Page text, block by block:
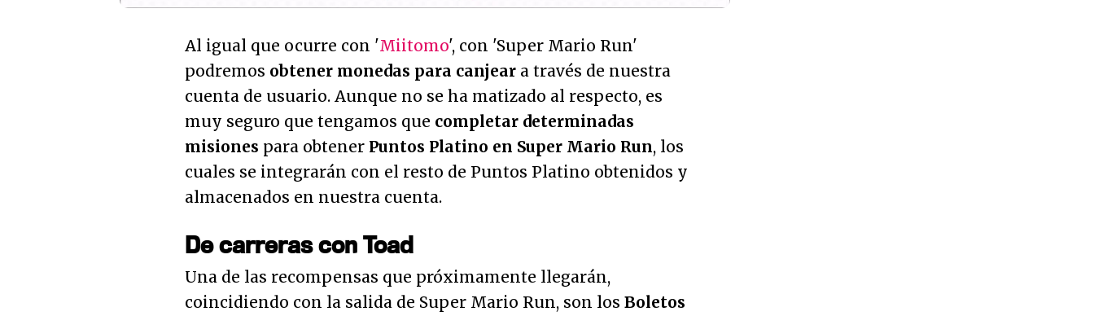
Al igual que ocurre con 'Miitomo', con 'Super Mario Run'
podremos obtener monedas para canjear a través de nuestra
cuenta de usuario. Aunque no se ha matizado al respecto, es
muy seguro que tengamos que completar determinadas
misiones para obtener Puntos Platino en Super Mario Run, los
cuales se integrarán con el resto de Puntos Platino obtenidos y
almacenados en nuestra cuenta.
De carreras con Toad
Una de las recompensas que próximamente llegarán,
coincidiendo con la salida de Super Mario Run, son los Boletos